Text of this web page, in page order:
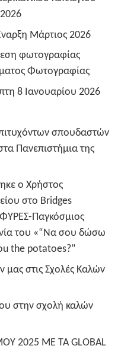
Μάρτιος 2026
φωτογραφίας
Φωτογραφίας
8 Ιανουαρίου 2026
σπουδαστών
Πανεπιστήμια της
ο Χρήστος
στο Bridges
Παγκόσμιος
του «“Να σου δώσω
the potatoes?”
μας στις Σχολές Καλών
στην σχολή καλών
2025 ΜΕ ΤΑ GLOBAL